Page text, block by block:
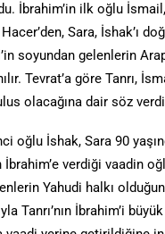
İbrahim’in ilk oğlu İsmail,
Sara, İshak’ı
soyundan gelenlerin
Tevrat’a göre Tanrı,
olacağına dair söz
oğlu İshak, Sara 90
İbrahim’e verdiği vaadin
Yahudi halkı
Tanrı’nın İbrahim’i